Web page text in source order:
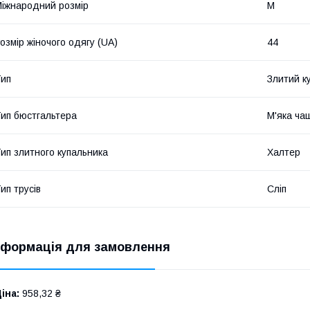
розмір M
жіночого одягу (UA) 44
Злитий
бюстгальтера М'яка
злитного купальника Халтер
трусів Сліп
для замовлення
958,32 ₴